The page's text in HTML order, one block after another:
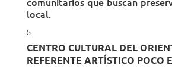
local.
CENTRO CULTURAL DEL
REFERENTE ARTÍSTICO POCO